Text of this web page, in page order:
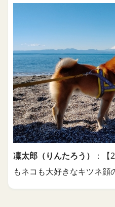
凜太郎（りんたろう）
：
もネコも大好きなキツネ顔